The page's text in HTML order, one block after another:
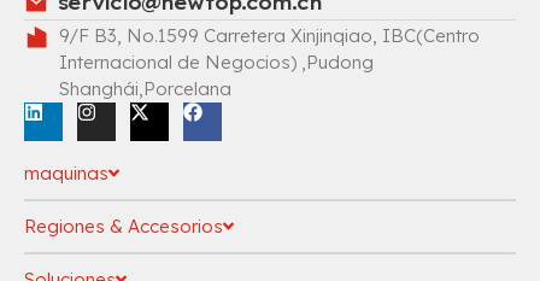
9/F B3, No.1599 Carretera Xinjinqiao, IBC(Centro
Internacional de Negocios) ,Pudong
Shanghái,Porcelana
maquinas
Regiones & Accesorios